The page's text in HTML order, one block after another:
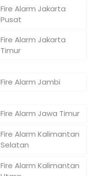
Fire Alarm Jakarta
Pusat
Fire Alarm Jakarta
Timur
Fire Alarm Jambi
Fire Alarm Jawa Timur
Fire Alarm Kalimantan
Selatan
Fire Alarm Kalimantan